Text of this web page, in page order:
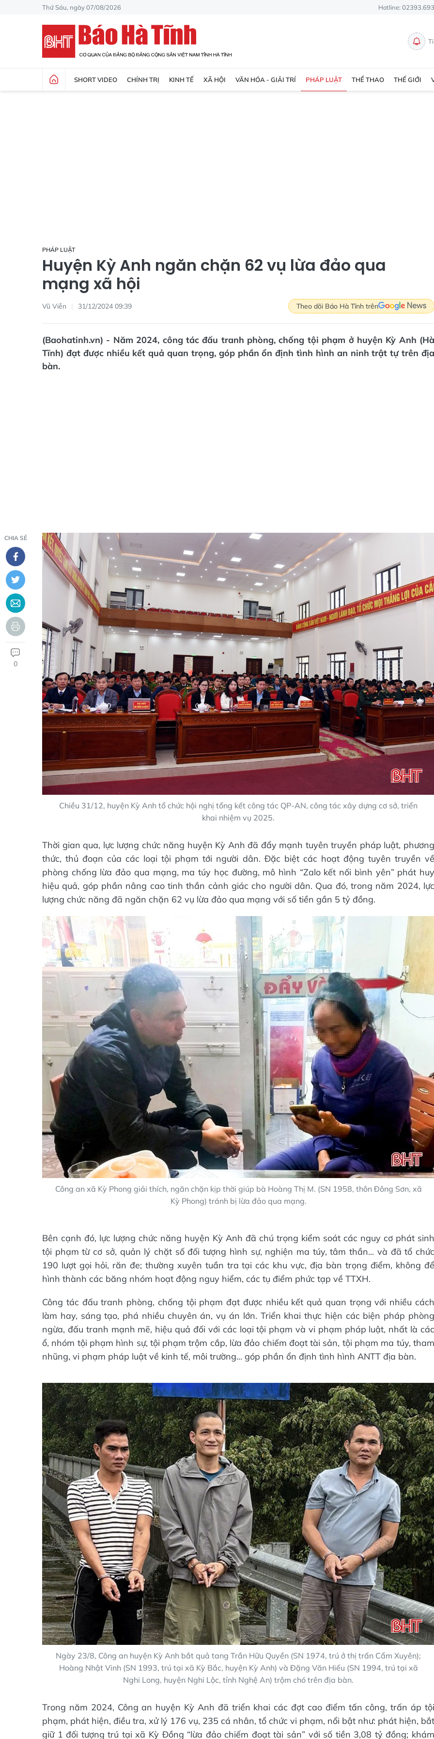
Thứ Sáu, ngày 07/08/2026 Hotline:
SHORT VIDEO CHÍNH TRỊ KINH TẾ XÃ HỘI VĂN HÓA - GIẢI TRÍ PHÁP LUẬT THỂ THAO THẾ GIỚI
PHÁP LUẬT
Huyện Kỳ Anh ngăn chặn 62 vụ lừa đảo qua
mạng xã hội
Vũ Viễn 31/12/2024 09:39 Theo dõi Báo Hà Tĩnh trên
(Baohatinh.vn) - Năm 2024, công tác đấu tranh phòng, chống tội phạm ở huyện Kỳ Anh (Hà
Tĩnh) đạt được nhiều kết quả quan trọng, góp phần ổn định tình hình an ninh trật tự trên địa
bàn.
CHIA SẺ
0
Chiều 31/12, huyện Kỳ Anh tổ chức hội nghị tổng kết công tác QP-AN, công tác xây dựng cơ sở, triển
khai nhiệm vụ 2025.
Thời gian qua, lực lượng chức năng huyện Kỳ Anh đã đẩy mạnh tuyên truyền pháp luật, phương
thức, thủ đoạn của các loại tội phạm tới người dân. Đặc biệt các hoạt động tuyên truyền về
phòng chống lừa đảo qua mạng, ma túy học đường, mô hình “Zalo kết nối bình yên” phát huy
hiệu quả, góp phần nâng cao tinh thần cảnh giác cho người dân. Qua đó, trong năm 2024, lực
lượng chức năng đã ngăn chặn 62 vụ lừa đảo qua mạng với số tiền gần 5 tỷ đồng.
Công an xã Kỳ Phong giải thích, ngăn chặn kịp thời giúp bà Hoàng Thị M. (SN 1958, thôn Đông Sơn, xã
Kỳ Phong) tránh bị lừa đảo qua mạng.
Bên cạnh đó, lực lượng chức năng huyện Kỳ Anh đã chú trọng kiểm soát các nguy cơ phát sinh
tội phạm từ cơ sở, quản lý chặt số đối tượng hình sự, nghiện ma túy, tâm thần... và đã tổ chức
190 lượt gọi hỏi, răn đe; thường xuyên tuần tra tại các khu vực, địa bàn trọng điểm, không để
hình thành các băng nhóm hoạt động nguy hiểm, các tụ điểm phức tạp về TTXH.
Công tác đấu tranh phòng, chống tội phạm đạt được nhiều kết quả quan trọng với nhiều cách
làm hay, sáng tạo, phá nhiều chuyên án, vụ án lớn. Triển khai thực hiện các biện pháp phòng
ngừa, đấu tranh mạnh mẽ, hiệu quả đối với các loại tội phạm và vi phạm pháp luật, nhất là các
ổ, nhóm tội phạm hình sự, tội phạm trộm cắp, lừa đảo chiếm đoạt tài sản, tội phạm ma túy, tham
nhũng, vi phạm pháp luật về kinh tế, môi trường... góp phần ổn định tình hình ANTT địa bàn.
Ngày 23/8, Công an huyện Kỳ Anh bắt quả tang Trần Hữu Quyền (SN 1974, trú ở thị trấn Cẩm Xuyên);
Hoàng Nhật Vinh (SN 1993, trú tại xã Kỳ Bắc, huyện Kỳ Anh) và Đặng Văn Hiếu (SN 1994, trú tại xã
Nghi Long, huyện Nghi Lộc, tỉnh Nghệ An) trộm chó trên địa bàn.
Trong năm 2024, Công an huyện Kỳ Anh đã triển khai các đợt cao điểm tấn công, trấn áp tội
phạm, phát hiện, điều tra, xử lý 176 vụ, 235 cá nhân, tổ chức vi phạm, nổi bật như: phát hiện, bắt
giữ 1 đối tượng trú tại xã Kỳ Đồng “lừa đảo chiếm đoạt tài sản” với số tiền 3,08 tỷ đồng; khám